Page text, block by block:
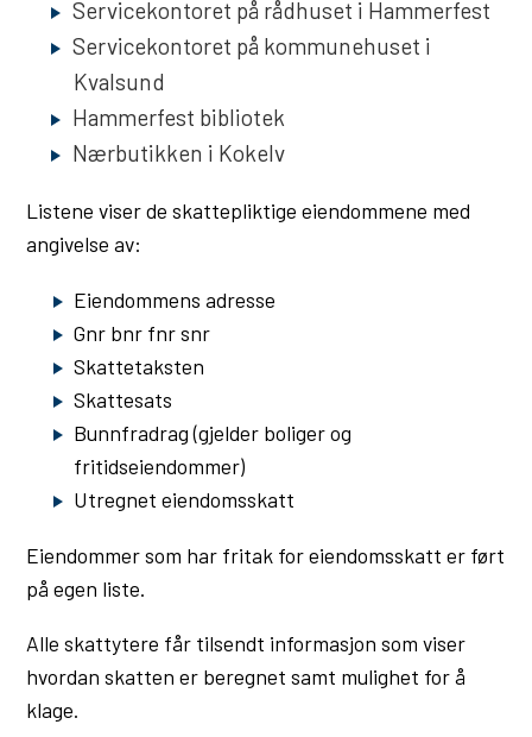
m
u
Servicekontoret på rådhuset i Hammerfest
Servicekontoret på kommunehuset i
Kvalsund
Hammerfest bibliotek
Nærbutikken i Kokelv
Listene viser de skattepliktige eiendommene med
angivelse av:
Eiendommens adresse
Gnr bnr fnr snr
Skattetaksten
Skattesats
Bunnfradrag (gjelder boliger og
fritidseiendommer)
Utregnet eiendomsskatt
Eiendommer som har fritak for eiendomsskatt er ført
på egen liste.
Alle skattytere får tilsendt informasjon som viser
hvordan skatten er beregnet samt mulighet for å
klage.